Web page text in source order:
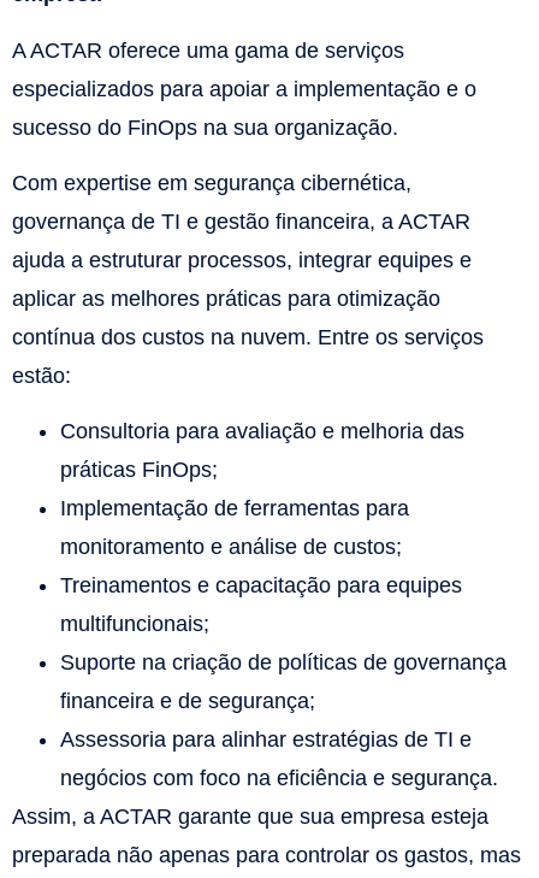
A ACTAR oferece uma gama de serviços
especializados para apoiar a implementação e o
sucesso do FinOps na sua organização.
Com expertise em segurança cibernética,
governança de TI e gestão financeira, a ACTAR
ajuda a estruturar processos, integrar equipes e
aplicar as melhores práticas para otimização
contínua dos custos na nuvem. Entre os serviços
estão:
Consultoria para avaliação e melhoria das
práticas FinOps;
Implementação de ferramentas para
monitoramento e análise de custos;
Treinamentos e capacitação para equipes
multifuncionais;
Suporte na criação de políticas de governança
financeira e de segurança;
Assessoria para alinhar estratégias de TI e
negócios com foco na eficiência e segurança.
Assim, a ACTAR garante que sua empresa esteja
preparada não apenas para controlar os gastos, mas